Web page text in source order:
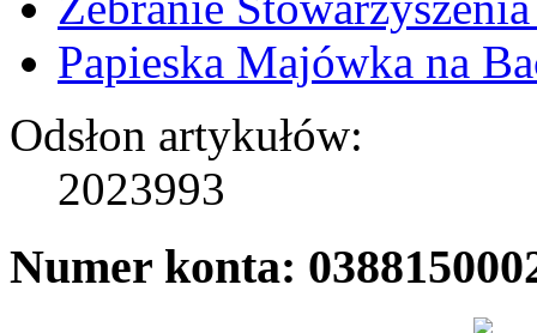
Papieska Majówka na
Odsłon artykułów:
2023993
Numer konta: